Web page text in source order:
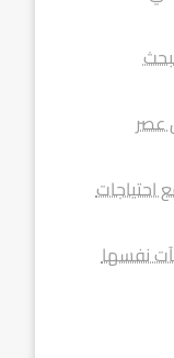
عصر
احتياجات
نفسها